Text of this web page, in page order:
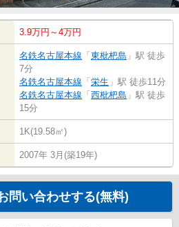
3.9万円～4万円
名鉄名古屋本線 「 東枇杷島 」駅 徒歩
7分
名鉄名古屋本線 「 栄生 」駅 徒歩11分
名鉄名古屋本線 「 西枇杷島 」駅 徒歩
15分
1K(19.58㎡)
2007年 3月(築19年)
問い合わせする(無料)